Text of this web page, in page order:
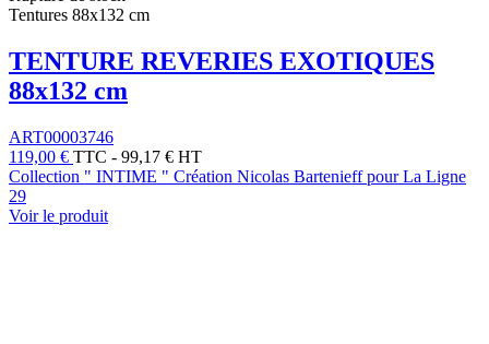
Tentures 88x132 cm
TENTURE REVERIES EXOTIQUES
88x132 cm
ART00003746
119,00 € TTC - 99,17 € HT
Collection " INTIME " Création Nicolas Bartenieff pour La Ligne
29
Voir le produit